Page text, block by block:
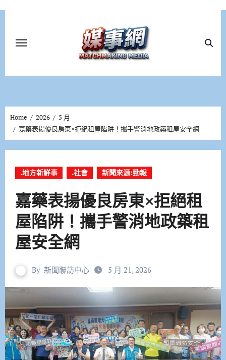
Home 2026
5 月
嘉藥表揚優良房東×拒絕租屋陷阱！攜手警消地政築租屋安全網
.地方新鮮事 .社會 新聞來源:勁報
嘉藥表揚優良房東×拒絕租
屋陷阱！攜手警消地政築租
屋安全網
By 新聞聯訪中心 5 月 21, 2026